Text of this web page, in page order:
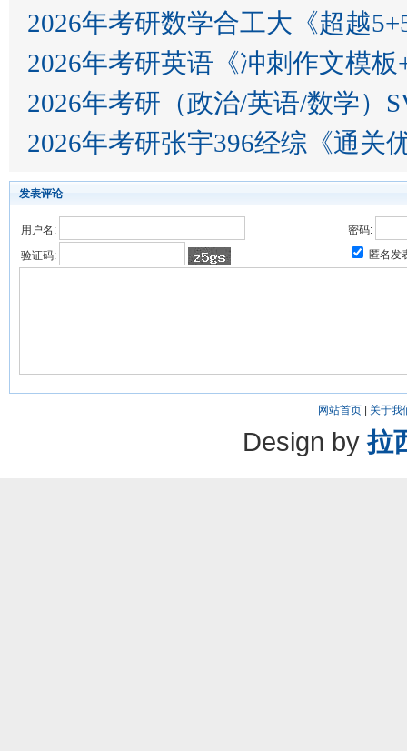
2026年考研数学合工大《超越
2026年考研英语《冲刺作文模
2026年考研（政治/英语/数学）
2026年考研张宇396经综《通关
发表评论
用户名:
密码:
验证码:
匿名发
网站首页| 关于我
Design by拉